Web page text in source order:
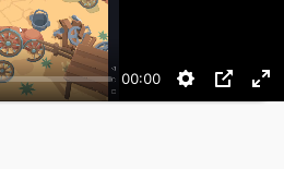
00:00